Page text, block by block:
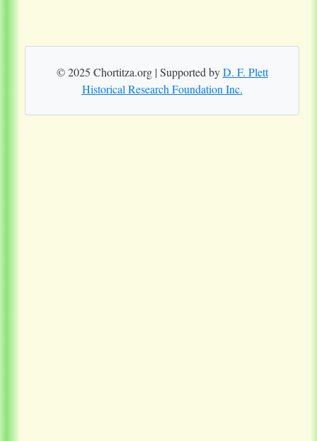
© 2025 Chortitza.org | Supported byD. F. Plett
Historical Research Foundation Inc.